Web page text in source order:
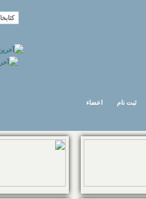
اعضاء ثبت نام